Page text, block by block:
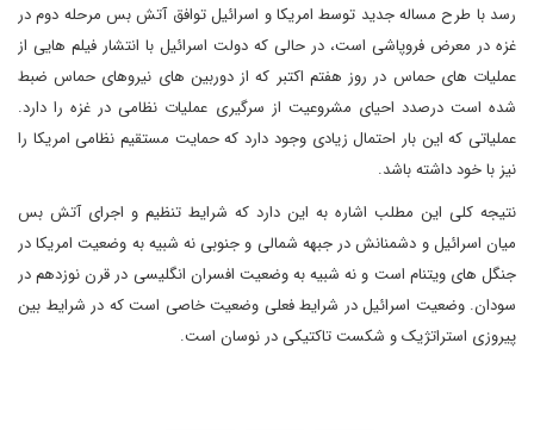
رسد با طرح مساله جدید توسط امریکا و اسرائیل توافق آتش بس مرحله دوم در
غزه در معرض فروپاشی است، در حالی که دولت اسرائیل با انتشار فیلم هایی از
عملیات های حماس در روز هفتم اکتبر که از دوربین های نیروهای حماس ضبط
شده است درصدد احیای مشروعیت از سرگیری عملیات نظامی در غزه را دارد.
عملیاتی که این بار احتمال زیادی وجود دارد که حمایت مستقیم نظامی امریکا را
نیز با خود داشته باشد.
نتیجه کلی این مطلب اشاره به این دارد که شرایط تنظیم و اجرای آتش بس
میان اسرائیل و دشمنانش در جبهه شمالی و جنوبی نه شبیه به وضعیت امریکا در
جنگل های ویتنام است و نه شبیه به وضعیت افسران انگلیسی در قرن نوزدهم در
سودان. وضعیت اسرائیل در شرایط فعلی وضعیت خاصی است که در شرایط بین
پیروزی استراتژیک و شکست تاکتیکی در نوسان است.